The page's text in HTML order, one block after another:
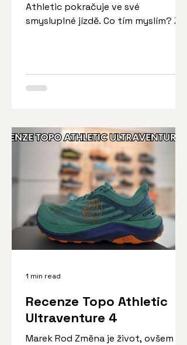
Athletic pokračuje ve své
smysluplné jízdě. Co tím myslím? Že
zásadě to, co od nich lidé očekávají.
MTN Racer 4 je přesně ten případ.
jen o pár řádků níže, ale nemění
"ducha boty", tedy její zaměření a
očekávané vlastnosti. A jestli něco,
stává se ještě věrnější původním
verzím a tedy vůbec svém
Recenze Topo Athletic
Ultraventure 4
Marek Rod Změna je život, ovšem
1 min read